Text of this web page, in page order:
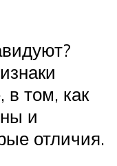
в том, как
и
отличия.